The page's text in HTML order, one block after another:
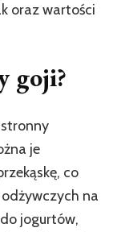
oraz wartości
goji?
je
co
na
jogurtów,